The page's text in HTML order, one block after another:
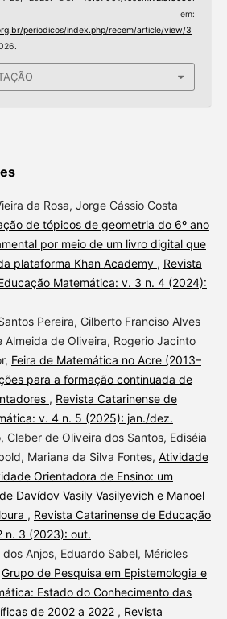
em:
periodicos/index.php/recem/article/view/3
da Rosa, Jorge Cássio Costa
de tópicos de geometria do 6º ano
por meio de um livro digital que
plataforma Khan Academy , Revista
Matemática: v. 3 n. 4 (2024):
Pereira, Gilberto Franciso Alves
Almeida de Oliveira, Rogerio Jacinto
Feira de Matemática no Acre (2013–
para a formação continuada de
, Revista Catarinense de
v. 4 n. 5 (2025): jan./dez.
Cleber de Oliveira dos Santos, Ediséia
Mariana da Silva Fontes, Atividade
Orientadora de Ensino: um
Davídov Vasily Vasilyevich e Manoel
, Revista Catarinense de Educação
n. 3 (2023): out.
Anjos, Eduardo Sabel, Méricles
Grupo de Pesquisa em Epistemologia e
Estado do Conhecimento das
de 2002 a 2022 , Revista